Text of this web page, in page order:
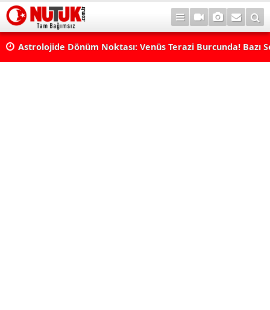
Astrolojide Dönüm Noktası: Venüs Terazi Burcunda! Bazı